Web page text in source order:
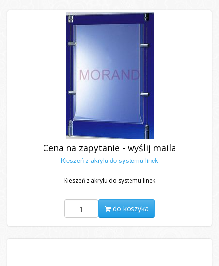
Cena na zapytanie - wyślij maila
Kieszeń z akrylu do systemu linek
Kieszeń z akrylu do systemu linek
do koszyka